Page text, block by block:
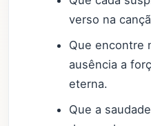
verso na
Que encontre
ausência a
eterna.
Que a